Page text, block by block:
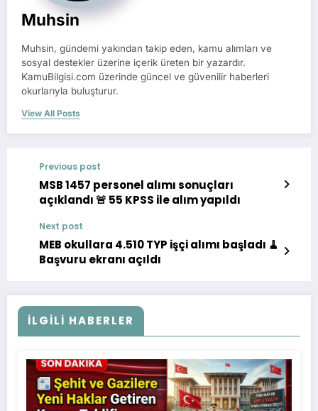
Muhsin
Muhsin, gündemi yakından takip eden, kamu alımları ve
sosyal destekler üzerine içerik üreten bir yazardır.
KamuBilgisi.com üzerinde güncel ve güvenilir haberleri
okurlarıyla buluşturur.
View All Posts
Previous post
MSB 1457 personel alımı sonuçları
açıklandı 🚨 55 KPSS ile alım yapıldı
Next post
MEB okullara 4.510 TYP işçi alımı başladı 🧹
Başvuru ekranı açıldı
İLGILI HABERLER